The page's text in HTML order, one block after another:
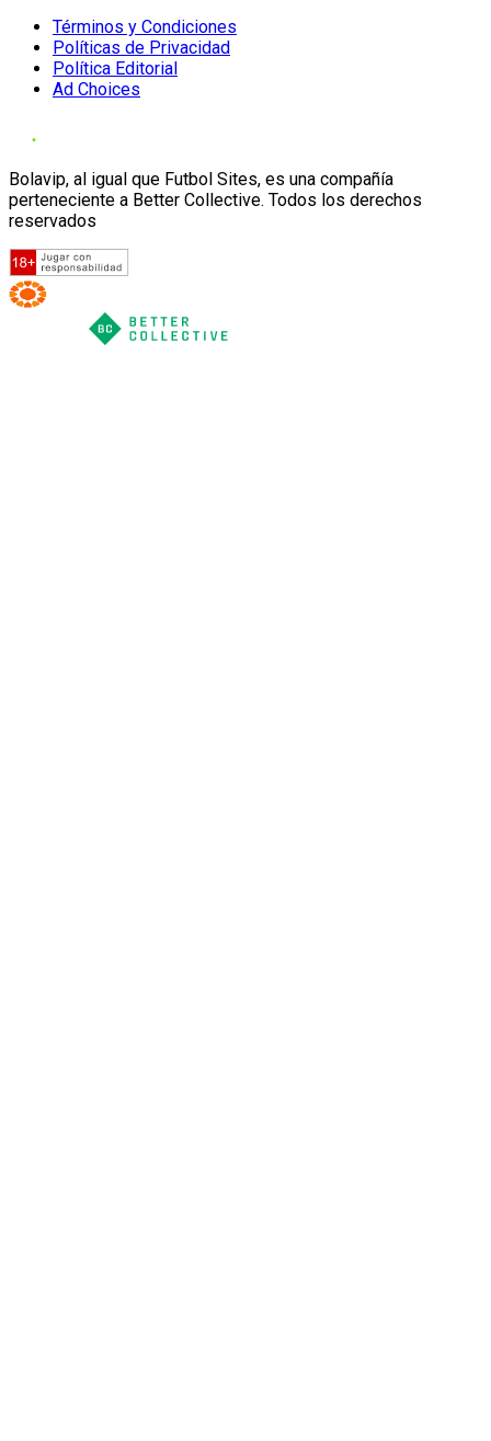
Términos y Condiciones
Políticas de Privacidad
Política Editorial
Ad Choices
Bolavip, al igual que Futbol Sites, es una compañía
perteneciente a Better Collective. Todos los derechos
reservados